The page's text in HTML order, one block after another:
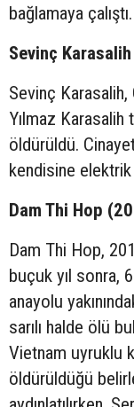
bağlamaya çalıştı.
Sevinç
Sevinç
Yılmaz Karasalih
öldürüldü.
kendisine
Dam Thi Hop
Dam Thi Hop,
buçuk yıl sonra,
anayolu
sarılı halde ölü
Vietnam uyruklu
öldürüldüğü